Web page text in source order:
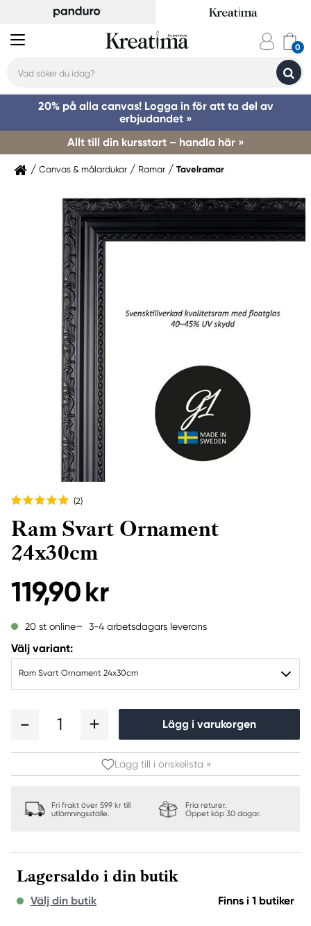
20% på alla canvas! Logga in för att ta del av
erbjudandet »
Allt till din kursstart – handla här »
Canvas & målardukar Ramar Tavelramar
(2)
Ram Svart Ornament
24x30cm
119,90 kr
20 st online 3-4 arbetsdagars leverans
Välj variant:
Ram Svart Ornament 24x30cm
1 Lägg i varukorgen
Lägg till i önskelista »
Fri frakt över 599 kr till
utlämningsställe.
Fria returer.
Öppet köp 30 dagar.
Lagersaldo i din butik
Välj din butik Finns i 1 butiker